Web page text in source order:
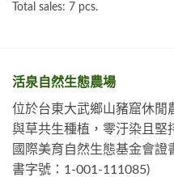
Total sales: 7 pcs.
活泉自然生態農場
位於台東大武鄉山豬窟休閒
與草共生種植，零汙染且堅
國際美育自然生態基金會
書字號：1-001-111085)